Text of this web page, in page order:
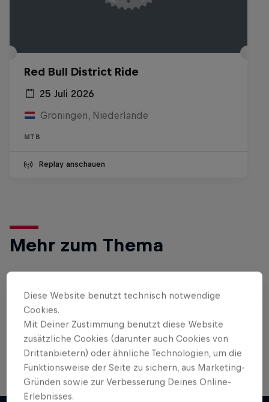
Red Bull District Ride
25 Juli 2026
Groningen, Niederlande
MTB
Replay anschauen
Mehr zum Thema
Bike
Hier findest du alles rund ums Thema
Mountainbike und BMX: Spannende Live-Events,
Bike-Guides für …
Diese Website benutzt technisch notwendige
Cookies.
Mit Deiner Zustimmung benutzt diese Website
zusätzliche Cookies (darunter auch Cookies von
Drittanbietern) oder ähnliche Technologien, um die
Funktionsweise der Seite zu sichern, aus Marketing-
Gründen sowie zur Verbesserung Deines Online-
Erlebnisses.